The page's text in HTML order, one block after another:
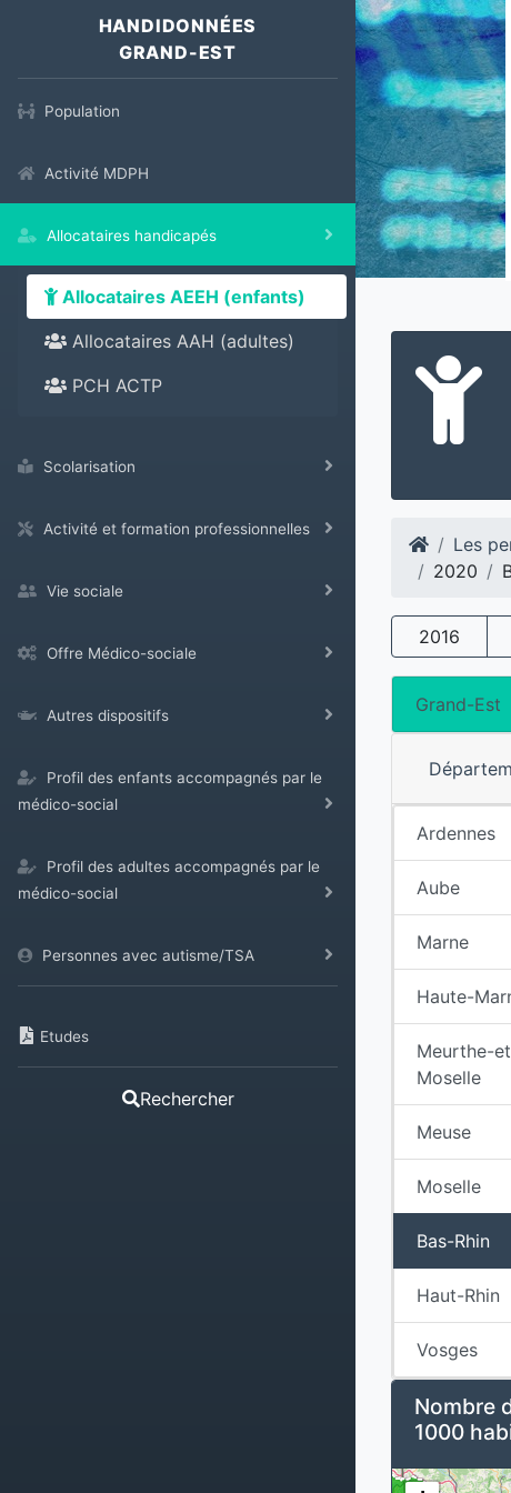
HANDIDONNÉES
GRAND-EST
Population
Activité MDPH
Allocataires handicapés
Allocataires AEEH (enfants)
Allocataires AAH (adultes)
PCH ACTP
Scolarisation
Activité et formation professionnelles
Vie sociale
Offre Médico-sociale
Autres dispositifs
Profil des enfants accompagnés par le
médico-social
Profil des adultes accompagnés par le
médico-social
Personnes avec autisme/TSA
Etudes
Rechercher
Les
2020
2016
Grand-Est
Ardennes
Aube
Marne
Haute-
Meurthe-
Moselle
Meuse
Moselle
Bas-Rhin
Haut-Rhin
Vosges
Nombre
1000